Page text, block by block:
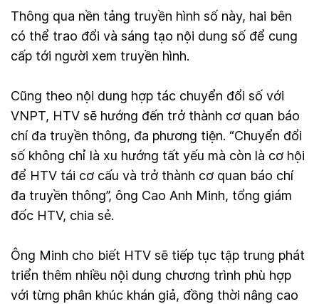
Thông qua nền tảng truyền hình số này, hai bên
có thể trao đổi và sáng tạo nội dung số để cung
cấp tới người xem truyền hình.
Cũng theo nội dung hợp tác chuyển đổi số với
VNPT, HTV sẽ hướng đến trở thành cơ quan báo
chí đa truyền thông, đa phương tiện. “Chuyển đổi
số không chỉ là xu hướng tất yếu mà còn là cơ hội
để HTV tái cơ cấu và trở thành cơ quan báo chí
đa truyền thông”, ông Cao Anh Minh, tổng giám
đốc HTV, chia sẻ.
Ông Minh cho biết HTV sẽ tiếp tục tập trung phát
triển thêm nhiều nội dung chương trình phù hợp
với từng phân khúc khán giả, đồng thời nâng cao